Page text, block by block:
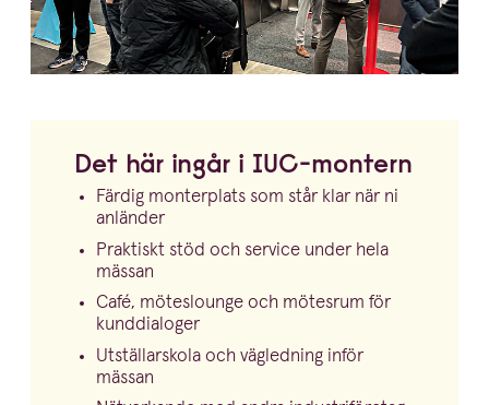
Det här ingår i IUC-montern
Färdig monterplats som står klar när ni
anländer
Praktiskt stöd och service under hela
mässan
Café, möteslounge och mötesrum för
kunddialoger
Utstäl­lar­skola och vägledning inför
mässan